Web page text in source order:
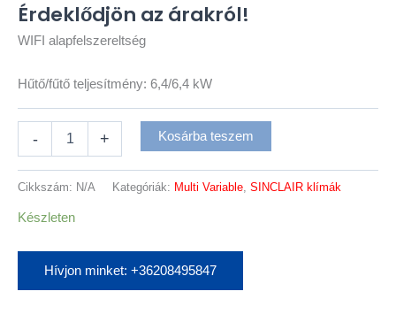
Érdeklődjön az árakról!
WIFI alapfelszereltség
Hűtő/fűtő teljesítmény: 6,4/6,4 kW
- + Kosárba teszem
Cikkszám: N/A Kategóriák: Multi Variable SINCLAIR klímák
Készleten
Hívjon minket: +36208495847